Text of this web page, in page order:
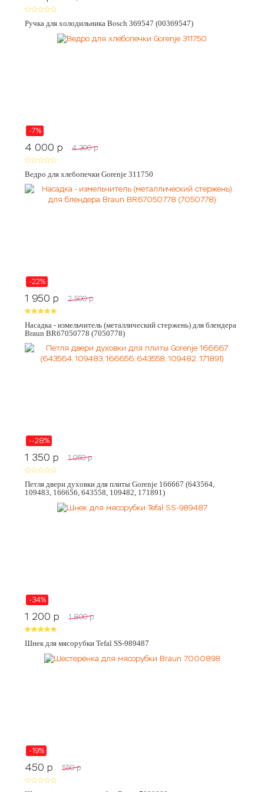
Ручка для холодильника Bosch 369547 (00369547)
-7%
4 000 p 4 300 p
Ведро для хлебопечки Gorenje 311750
-22%
1 950 p 2 500 p
Насадка - измельчитель (металлический стержень) для блендера
Braun BR67050778 (7050778)
--28%
1 350 p 1 050 p
Петля двери духовки для плиты Gorenje 166667 (643564,
109483, 166656, 643558, 109482, 171891)
-34%
1 200 p 1 800 p
Шнек для мясорубки Tefal SS-989487
-19%
450 p 550 p